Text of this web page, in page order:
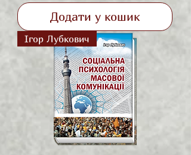
Додати у кошик
Ігор Лубкович